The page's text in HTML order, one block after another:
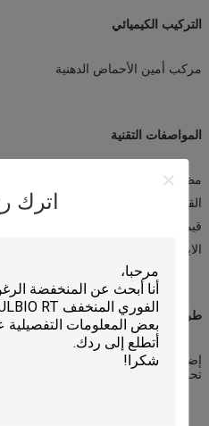
اترك
التركيب الكيميائي
مركب أمين الأحماض الدهنية
المواصفات التقنية
مظهر: سائل لزج أبيض أو أصفر شاحب
القابلية للذوبان: محلول في الماء
قيمة PH: 6 ~ 7
الايونية: كاتيونية
طريقة الذوبان
تحريك الخليط حتى يذوب تماما و grt معجون متساوية، ثم تبريده.